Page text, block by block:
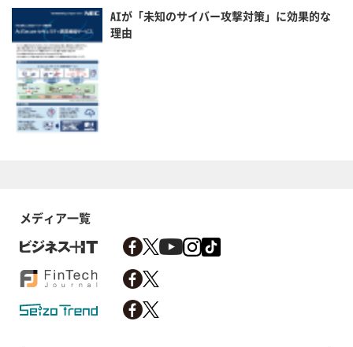
AIが「未知のサイバー攻撃対策」に効果的な
理由
メディア一覧